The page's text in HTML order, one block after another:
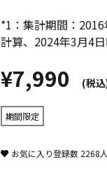
*1：集計期間：
計算、2024年3月4
¥7,990 (税
期間限定
お気に入り登録数 2268人